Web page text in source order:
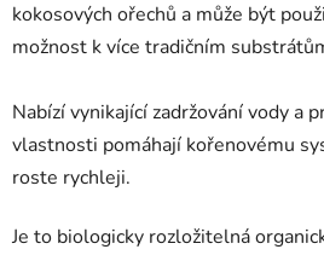
kokosových ořechů a může být
možnost k více tradičním
Nabízí vynikající zadržování vody a
vlastnosti pomáhají kořenovému
roste rychleji.
Je to biologicky rozložitelná